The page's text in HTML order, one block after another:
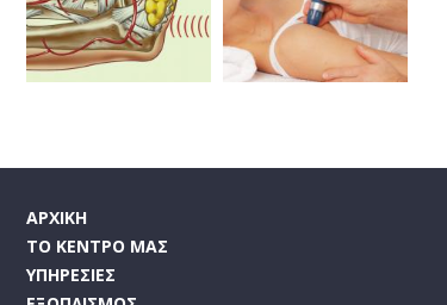
ΑΡΧΙΚΗ
ΤΟ ΚΕΝΤΡΟ ΜΑΣ
ΥΠΗΡΕΣΙΕΣ